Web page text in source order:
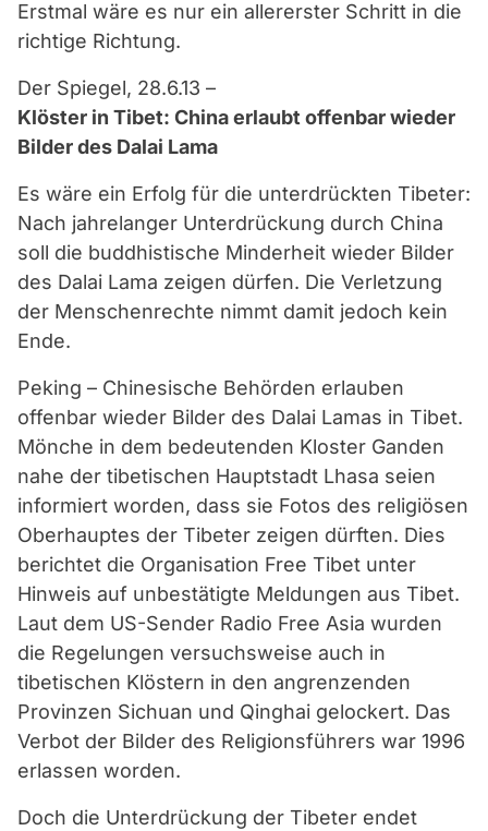
Erstmal wäre es nur ein allererster Schritt in die
richtige Richtung.
Der Spiegel, 28.6.13 –
Klöster in Tibet: China erlaubt offenbar wieder
Bilder des Dalai Lama
Es wäre ein Erfolg für die unterdrückten Tibeter:
Nach jahrelanger Unterdrückung durch China
soll die buddhistische Minderheit wieder Bilder
des Dalai Lama zeigen dürfen. Die Verletzung
der Menschenrechte nimmt damit jedoch kein
Ende.
Peking – Chinesische Behörden erlauben
offenbar wieder Bilder des Dalai Lamas in Tibet.
Mönche in dem bedeutenden Kloster Ganden
nahe der tibetischen Hauptstadt Lhasa seien
informiert worden, dass sie Fotos des religiösen
Oberhauptes der Tibeter zeigen dürften. Dies
berichtet die Organisation Free Tibet unter
Hinweis auf unbestätigte Meldungen aus Tibet.
Laut dem US-Sender Radio Free Asia wurden
die Regelungen versuchsweise auch in
tibetischen Klöstern in den angrenzenden
Provinzen Sichuan und Qinghai gelockert. Das
Verbot der Bilder des Religionsführers war 1996
erlassen worden.
Doch die Unterdrückung der Tibeter endet